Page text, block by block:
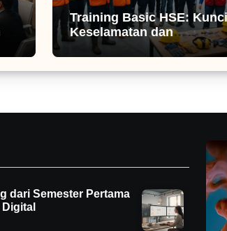
Training Basic HSE: Kunci
Keselamatan dan
Produktivitas Kerja
dari Semester Pertama